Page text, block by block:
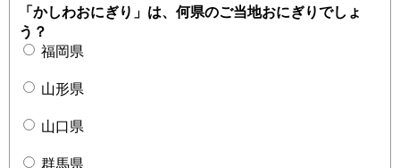
「かしわおにぎり」は、何県のご当地おにぎりでしょ
う？
福岡県
山形県
山口県
群馬県